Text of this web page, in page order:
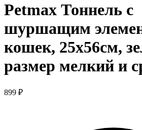
Petmax Тоннель с
шуршащим
кошек, 25х56см,
размер мелкий и
899 ₽